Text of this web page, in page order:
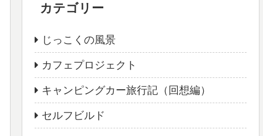
カテゴリー
じっこくの風景
カフェプロジェクト
キャンピングカー旅行記（回想編）
セルフビルド